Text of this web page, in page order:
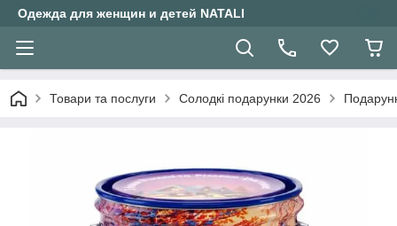
Одежда для женщин и детей NATALI
Товари та послуги Солодкі подарунки 2026